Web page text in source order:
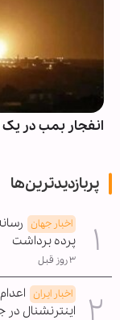
انفجار بمب در
پربازدیدترین‌ها
اخبار جهان
پرده برداشت
۳ روز قبل
اخبار ایران
اینترنشنال در جنگ‌های ۱۲